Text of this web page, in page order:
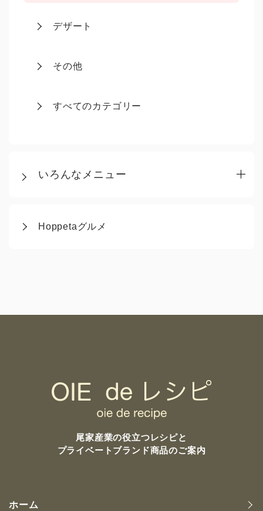
デザート
その他
すべてのカテゴリー
いろんなメニュー
Hoppetaグルメ
尾家産業の役立つレシピと
プライベートブランド商品のご案内
ホーム